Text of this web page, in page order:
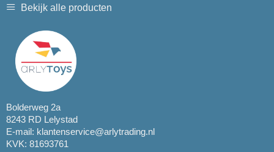
Bekijk alle producten
Bolderweg 2a
8243 RD Lelystad
E-mail: klantenservice@arlytrading.nl
KVK: 81693761